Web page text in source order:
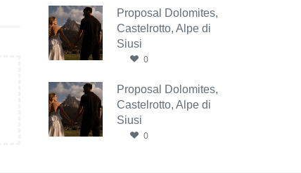
Proposal Dolomites,
Castelrotto, Alpe di
Siusi
0
Proposal Dolomites,
Castelrotto, Alpe di
Siusi
0